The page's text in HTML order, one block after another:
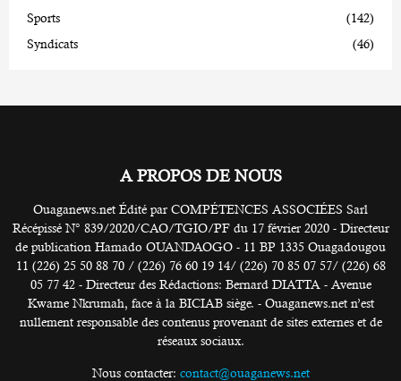
Sports
(142)
Syndicats
(46)
A PROPOS DE NOUS
Ouaganews.net Édité par COMPÉTENCES ASSOCIÉES Sarl
Récépissé N° 839/2020/CAO/TGIO/PF du 17 février 2020 - Directeur
de publication Hamado OUANDAOGO - 11 BP 1335 Ouagadougou
11 (226) 25 50 88 70 / (226) 76 60 19 14/ (226) 70 85 07 57/ (226) 68
05 77 42 - Directeur des Rédactions: Bernard DIATTA - Avenue
Kwame Nkrumah, face à la BICIAB siège. - Ouaganews.net n’est
nullement responsable des contenus provenant de sites externes et de
réseaux sociaux.
Nous contacter: contact@ouaganews.net